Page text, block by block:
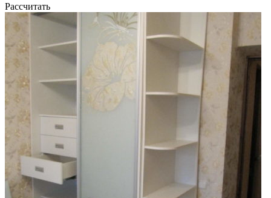
Рассчитать